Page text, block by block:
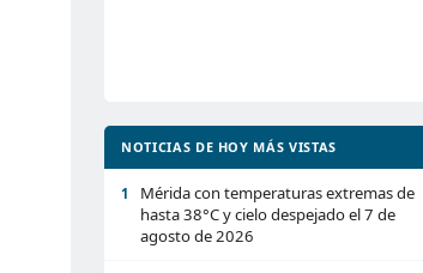
NOTICIAS DE HOY MÁS VISTAS
1
Mérida con temperaturas extremas de
hasta 38°C y cielo despejado el 7 de
agosto de 2026